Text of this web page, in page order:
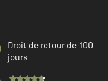
Droit de retour de 100
jours